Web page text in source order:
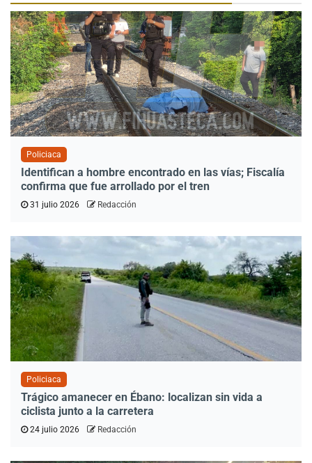
Policiaca
Identifican a hombre encontrado en las vías; Fiscalía
confirma que fue arrollado por el tren
31 julio 2026 Redacción
Policiaca
Trágico amanecer en Ébano: localizan sin vida a
ciclista junto a la carretera
24 julio 2026 Redacción